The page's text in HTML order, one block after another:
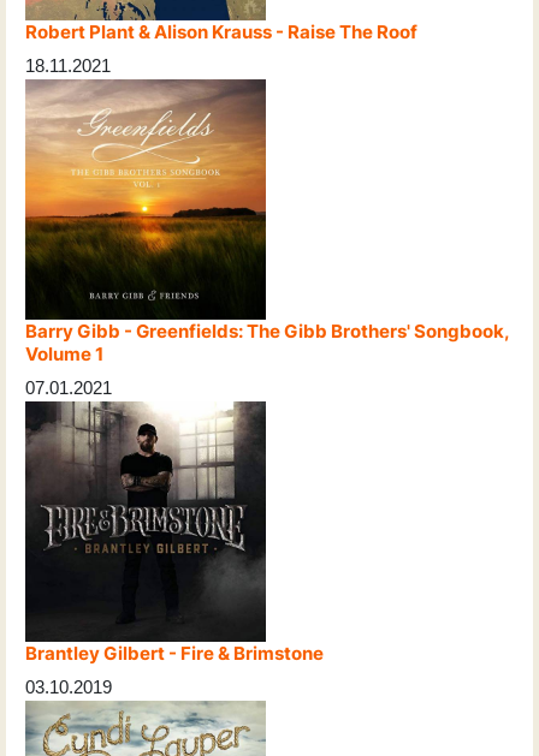
Robert Plant & Alison Krauss - Raise The Roof
18.11.2021
Barry Gibb - Greenfields: The Gibb Brothers' Songbook,
Volume 1
07.01.2021
Brantley Gilbert - Fire & Brimstone
03.10.2019